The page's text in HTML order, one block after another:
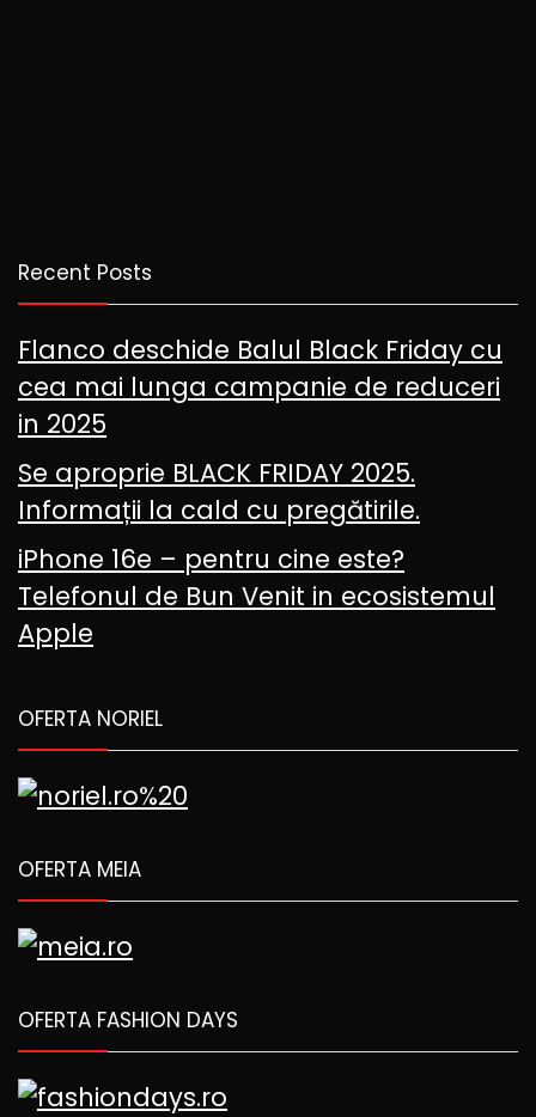
Recent Posts
Flanco deschide Balul Black Friday cu
cea mai lunga campanie de reduceri
in 2025
Se aproprie BLACK FRIDAY 2025.
Informații la cald cu pregătirile.
iPhone 16e – pentru cine este?
Telefonul de Bun Venit in ecosistemul
Apple
OFERTA NORIEL
OFERTA MEIA
OFERTA FASHION DAYS